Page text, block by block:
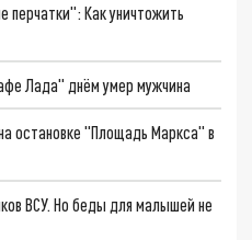
перчатки": Как уничтожить
Лада" днём умер мужчина
остановке "Площадь Маркса" в
ВСУ. Но беды для малышей не